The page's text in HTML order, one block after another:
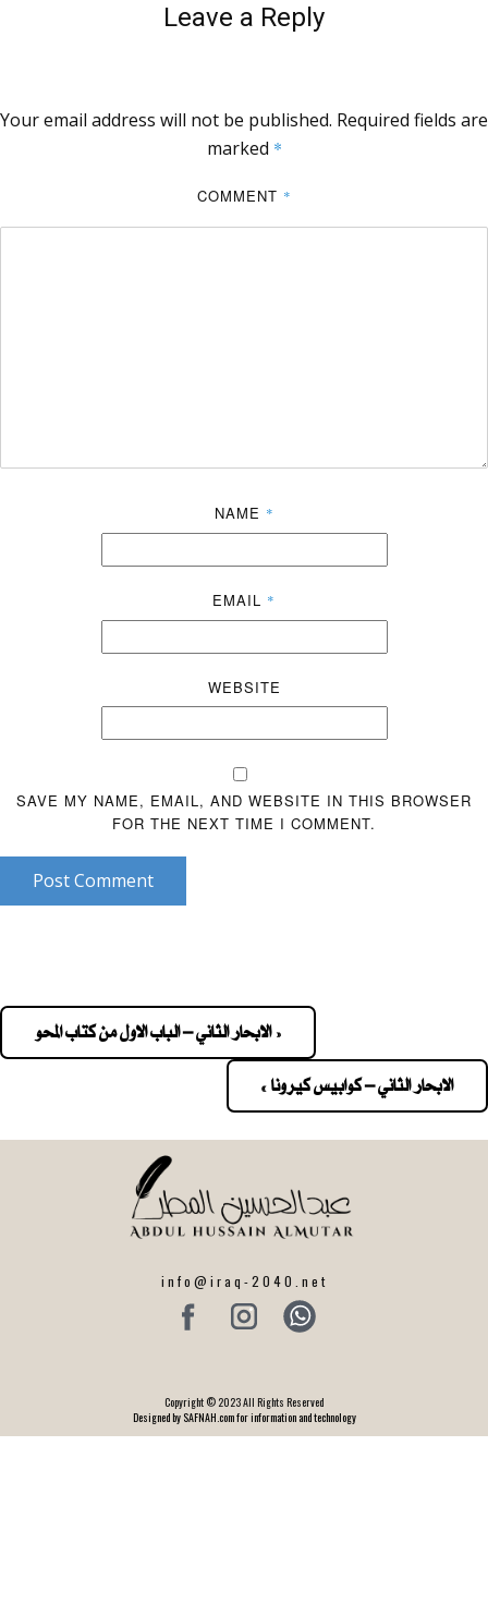
Leave a Reply
Your email address will not be published. Required fields are
marked *
COMMENT *
NAME *
EMAIL *
WEBSITE
SAVE MY NAME, EMAIL, AND WEBSITE IN THIS BROWSER
FOR THE NEXT TIME I COMMENT.
Post Comment
navigation
« الابحار الثاني – الباب الاول من كتاب المحو
الابحار الثاني – كوابيس كيرونا »
info@iraq-2040.net
Copyright © 2023 All Rights Reserved
Designed by SAFNAH.com for information and technology